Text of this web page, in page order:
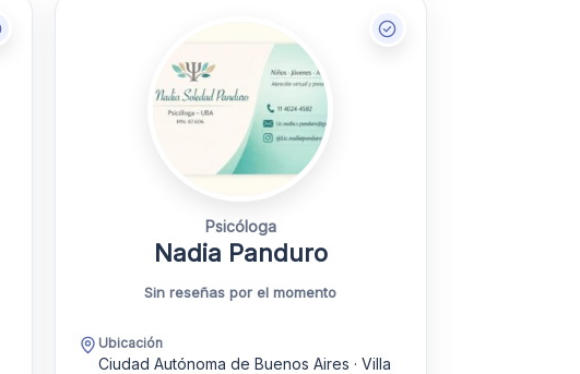
Psicóloga
Nadia Panduro
Sin reseñas por el momento
Ubicación
Ciudad Autónoma de Buenos Aires · Villa